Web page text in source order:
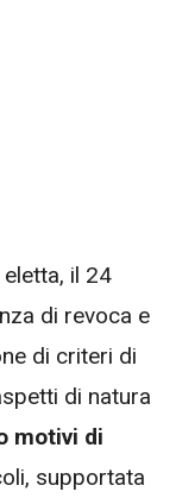
il 24
di revoca e
di criteri di
di natura
motivi di
supportata